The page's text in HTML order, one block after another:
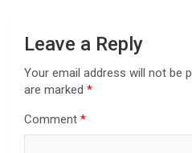
Leave a Reply
Your email address will not be
are marked *
Comment *